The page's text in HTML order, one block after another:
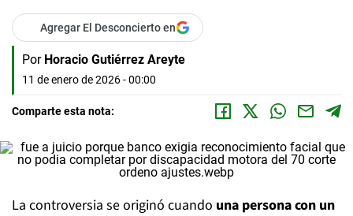
Agregar El Desconcierto en
Por Horacio Gutiérrez Areyte
11 de enero de 2026 - 00:00
Comparte esta nota:
La controversia se originó cuando una persona con un